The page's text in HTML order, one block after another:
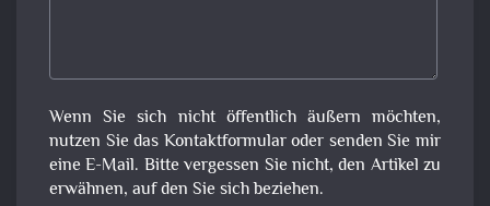
Wenn Sie sich nicht öffentlich äußern möchten,
nutzen Sie das Kontaktformular oder senden Sie mir
eine E-Mail. Bitte vergessen Sie nicht, den Artikel zu
erwähnen, auf den Sie sich beziehen.